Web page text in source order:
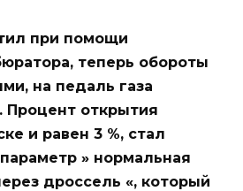
при помощи
теперь обороты
на педаль газа
Процент открытия
и равен 3 %, стал
» нормальная
дроссель «, который